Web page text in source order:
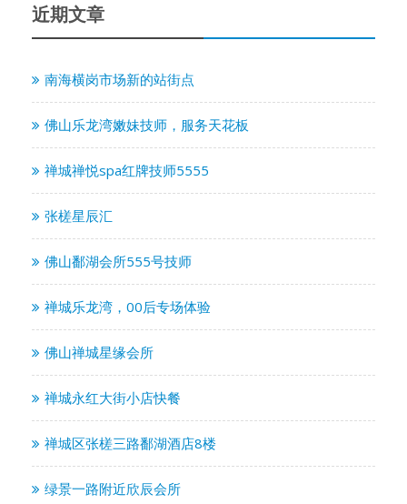
近期文章
南海横岗市场新的站街点
佛山乐龙湾嫩妹技师，服务天花板
禅城禅悦spa红牌技师5555
张槎星辰汇
佛山鄱湖会所555号技师
禅城乐龙湾，00后专场体验
佛山禅城星缘会所
禅城永红大街小店快餐
禅城区张槎三路鄱湖酒店8楼
绿景一路附近欣辰会所